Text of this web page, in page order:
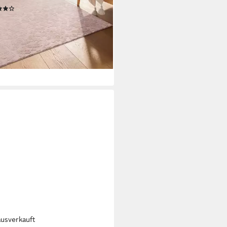
(8)
€ 79,99 €
- in 3-4 Werktagen bei dir
+40